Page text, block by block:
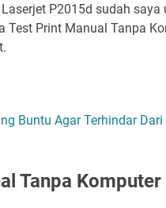
P2015d sudah saya
Test Print Manual Tanpa
Buntu Agar Terhindar Dari
Tanpa Komputer